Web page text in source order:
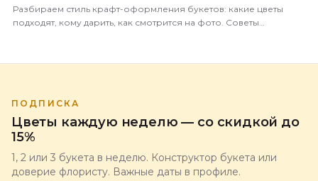
Разбираем стиль крафт-оформления букетов: какие цветы
подходят, кому дарить, как смотрится на фото. Советы
ПОДПИСКА
Цветы каждую неделю — со скидкой до
15%
1, 2 или 3 букета в неделю. Конструктор букета или
доверие флористу. Важные даты в профиле.